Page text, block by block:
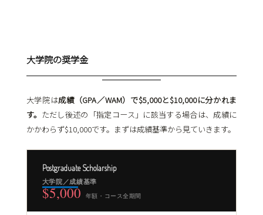
大学院の奨学金
大学院は成績（GPA／WAM）で$5,000と$10,000に分かれま
す。 ただし後述の「指定コース」に該当する場合は、成績に
かかわらず$10,000です。まずは成績基準から見ていきます。
Postgraduate Scholarship
大学院／成績基準
$5,000 年額・コース全期間